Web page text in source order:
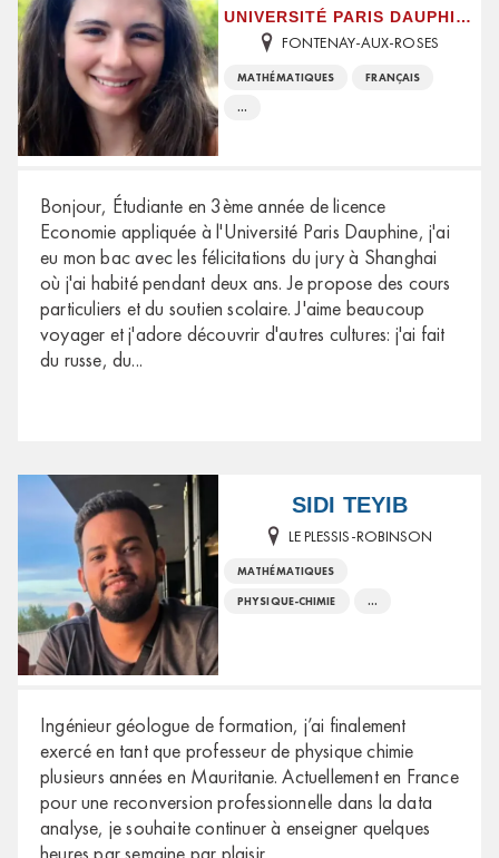
UNIVERSITÉ PARIS DAUPHINE
FONTENAY-AUX-ROSES
MATHÉMATIQUES FRANÇAIS
...
Bonjour, Étudiante en 3ème année de licence
Economie appliquée à l'Université Paris Dauphine, j'ai
eu mon bac avec les félicitations du jury à Shanghai
où j'ai habité pendant deux ans. Je propose des cours
particuliers et du soutien scolaire. J'aime beaucoup
voyager et j'adore découvrir d'autres cultures: j'ai fait
du russe, du...
SIDI TEYIB
LE PLESSIS-ROBINSON
MATHÉMATIQUES
PHYSIQUE-CHIMIE ...
Ingénieur géologue de formation, j’ai finalement
exercé en tant que professeur de physique chimie
plusieurs années en Mauritanie. Actuellement en France
pour une reconversion professionnelle dans la data
analyse, je souhaite continuer à enseigner quelques